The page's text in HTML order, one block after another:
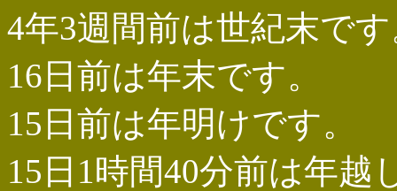
4年3週間前は世紀末で
16日前は年末です。
15日前は年明けです。
15日1時間40分前は年越